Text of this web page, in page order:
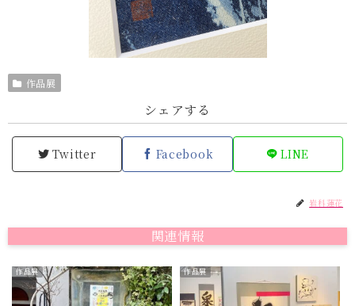
作品展
シェアする
Twitter Facebook LINE
岩科蓮花
関連情報
作品展 作品展